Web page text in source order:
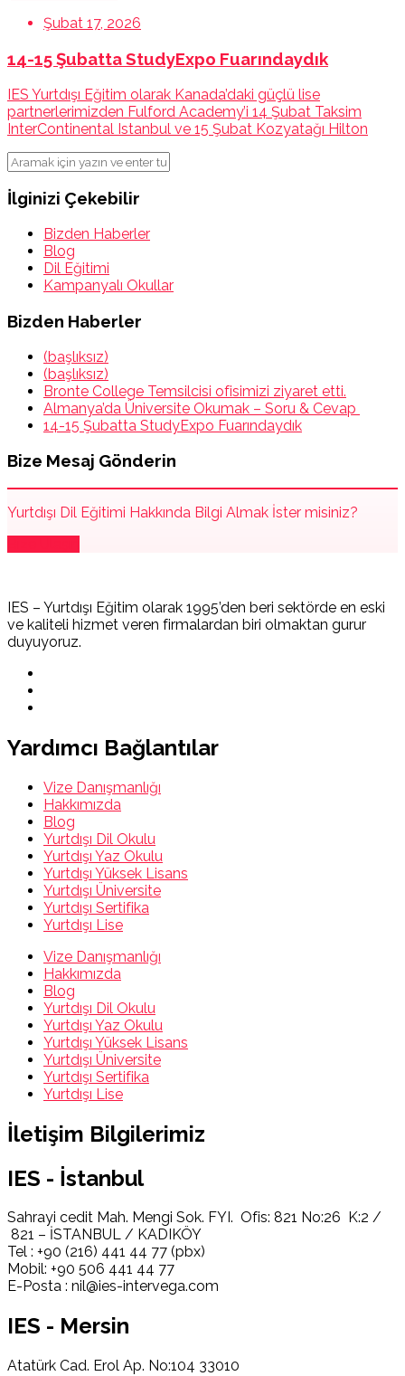
Şubat 17, 2026
14-15 Şubatta StudyExpo Fuarındaydık
IES Yurtdışı Eğitim olarak Kanada’daki güçlü lise
partnerlerimizden Fulford Academy’i 14 Şubat Taksim
InterContinental Istanbul ve 15 Şubat Kozyatağı Hilton
İlginizi Çekebilir
Bizden Haberler
Blog
Dil Eğitimi
Kampanyalı Okullar
Bizden Haberler
(başlıksız)
(başlıksız)
Bronte College Temsilcisi ofisimizi ziyaret etti.
Almanya’da Üniversite Okumak – Soru & Cevap
14-15 Şubatta StudyExpo Fuarındaydık
Bize Mesaj Gönderin
Yurtdışı Dil Eğitimi Hakkında Bilgi Almak İster misiniz?
IES – Yurtdışı Eğitim olarak 1995’den beri sektörde en eski
ve kaliteli hizmet veren firmalardan biri olmaktan gurur
duyuyoruz.
Yardımcı Bağlantılar
Vize Danışmanlığı
Hakkımızda
Blog
Yurtdışı Dil Okulu
Yurtdışı Yaz Okulu
Yurtdışı Yüksek Lisans
Yurtdışı Üniversite
Yurtdışı Sertifika
Yurtdışı Lise
Vize Danışmanlığı
Hakkımızda
Blog
Yurtdışı Dil Okulu
Yurtdışı Yaz Okulu
Yurtdışı Yüksek Lisans
Yurtdışı Üniversite
Yurtdışı Sertifika
Yurtdışı Lise
İletişim Bilgilerimiz
IES - İstanbul
Sahrayi cedit Mah. Mengi Sok. FYI. Ofis: 821 No:26 K:2 /
821 – İSTANBUL / KADIKÖY
Tel : +90 (216) 441 44 77 (pbx)
Mobil: +90 506 441 44 77
E-Posta : nil@ies-intervega.com
IES - Mersin
Atatürk Cad. Erol Ap. No:104 33010